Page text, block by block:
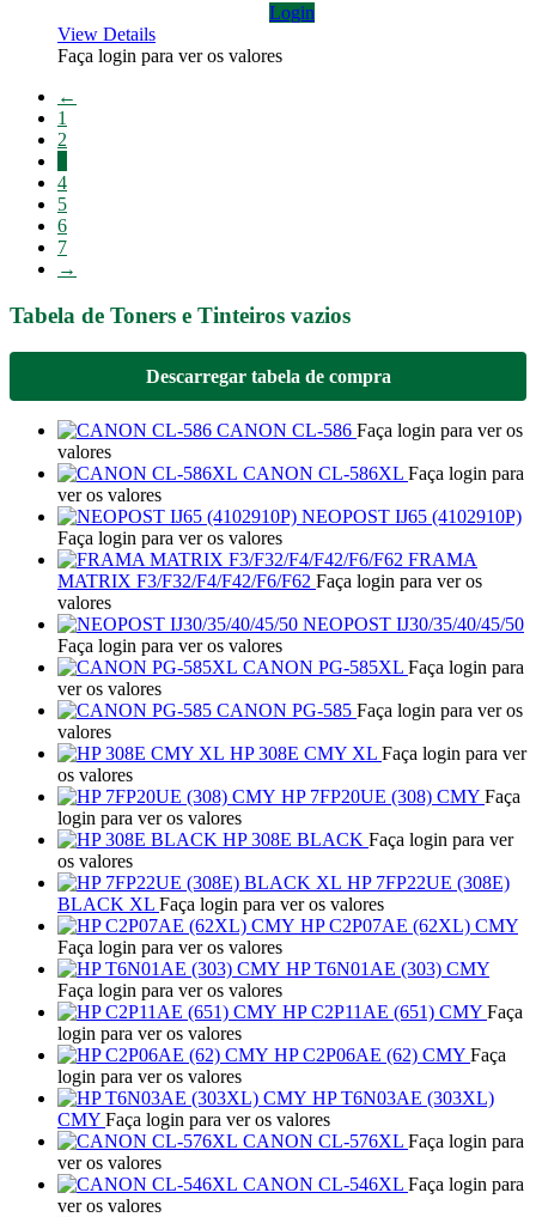
Login
View Details
Faça login para ver os valores
←
1
2
4
5
6
7
→
Tabela de Toners e Tinteiros vazios
Descarregar tabela de compra
CANON CL-586 Faça login para ver os
valores
CANON CL-586XL Faça login para
ver os valores
NEOPOST IJ65 (4102910P)
Faça login para ver os valores
FRAMA
MATRIX F3/F32/F4/F42/F6/F62 Faça login para ver os
valores
NEOPOST IJ30/35/40/45/50
Faça login para ver os valores
CANON PG-585XL Faça login para
ver os valores
CANON PG-585 Faça login para ver os
valores
HP 308E CMY XL Faça login para ver
os valores
HP 7FP20UE (308) CMY Faça
login para ver os valores
HP 308E BLACK Faça login para ver
os valores
HP 7FP22UE (308E)
BLACK XL Faça login para ver os valores
HP C2P07AE (62XL) CMY
Faça login para ver os valores
HP T6N01AE (303) CMY
Faça login para ver os valores
HP C2P11AE (651) CMY Faça
login para ver os valores
HP C2P06AE (62) CMY Faça
login para ver os valores
HP T6N03AE (303XL)
CMY Faça login para ver os valores
CANON CL-576XL Faça login para
ver os valores
CANON CL-546XL Faça login para
ver os valores